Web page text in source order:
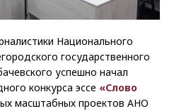
Национального
государственного
успешно начал
конкурса эссе «Слово
масштабных проектов АНО